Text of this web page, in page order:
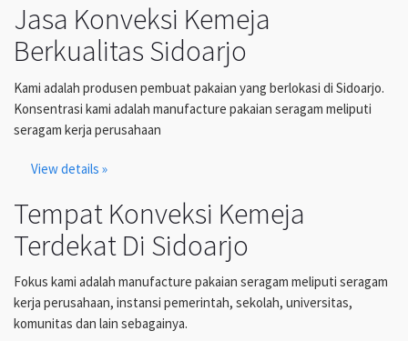
Jasa Konveksi Kemeja
Berkualitas Sidoarjo
Kami adalah produsen pembuat pakaian yang berlokasi di Sidoarjo.
Konsentrasi kami adalah manufacture pakaian seragam meliputi
seragam kerja perusahaan
View details »
Tempat Konveksi Kemeja
Terdekat Di Sidoarjo
Fokus kami adalah manufacture pakaian seragam meliputi seragam
kerja perusahaan, instansi pemerintah, sekolah, universitas,
komunitas dan lain sebagainya.